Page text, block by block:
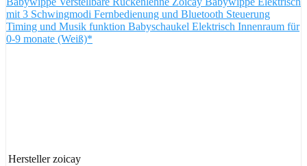
mit 3 Schwingmodi Fernbedienung und Bluetooth Steuerung
Timing und Musik funktion Babyschaukel Elektrisch Innenraum für
0-9 monate (Weiß)*
Hersteller zoicay